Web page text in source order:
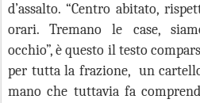
d’assalto. “Centro abitato,
orari. Tremano le case,
occhio”, è questo il testo
per tutta la frazione, un
mano che tuttavia fa